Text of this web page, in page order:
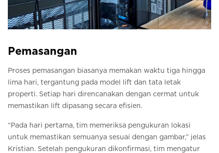
Pemasangan
Proses pemasangan biasanya memakan waktu tiga hingga
lima hari, tergantung pada model lift dan tata letak
properti. Setiap hari direncanakan dengan cermat untuk
memastikan lift dipasang secara efisien.
“Pada hari pertama, tim memeriksa pengukuran lokasi
untuk memastikan semuanya sesuai dengan gambar,” jelas
Kristian. Setelah pengukuran dikonfirmasi, tim mengatur